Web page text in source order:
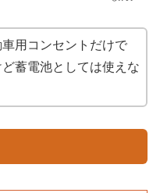
用コンセントだけで
蓄電池としては使えな